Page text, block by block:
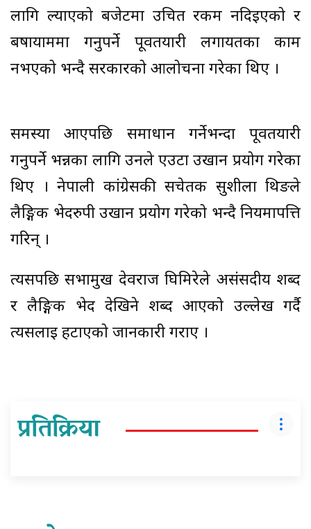
लागि ल्याएको बजेटमा उचित रकम नदिइएको र
बर्षायाममा गर्नुपर्ने पूर्वतयारी लगायतका काम
नभएको भन्दै सरकारको आलोचना गरेका थिए ।
समस्या आएपछि समाधान गर्नेभन्दा पूर्वतयारी
गर्नुपर्ने भन्नका लागि उनले एउटा उखान प्रयोग गरेका
थिए । नेपाली कांग्रेसकी सचेतक सुशीला थिङले
लैङ्गिक भेदरुपी उखान प्रयोग गरेको भन्दै नियमापत्ति
गरिन् ।
त्यसपछि सभामुख देवराज घिमिरेले असंसदीय शब्द
र लैङ्गिक भेद देखिने शब्द आएको उल्लेख गर्दै
त्यसलाई हटाएको जानकारी गराए ।
प्रतिक्रिया